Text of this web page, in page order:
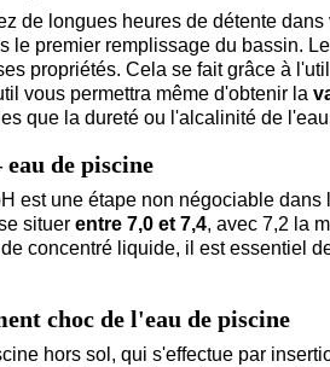
de longues heures de détente
le premier remplissage du bassin.
propriétés. Cela se fait grâce à
vous permettra même d'obtenir la
que la dureté ou l'alcalinité de
de piscine
est une étape non négociable
situer entre 7,0 et 7,4, avec 7,2 la
concentré liquide, il est essentiel
choc de l'eau de piscine
hors sol, qui s'effectue par